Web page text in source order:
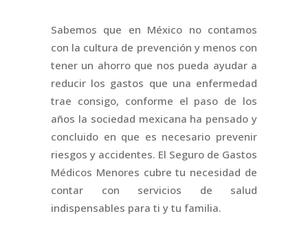
Sabemos que en México no contamos
con la cultura de prevención y menos con
tener un ahorro que nos pueda ayudar a
reducir los gastos que una enfermedad
trae consigo, conforme el paso de los
años la sociedad mexicana ha pensado y
concluido en que es necesario prevenir
riesgos y accidentes. El Seguro de Gastos
Médicos Menores cubre tu necesidad de
contar con servicios de salud
indispensables para ti y tu familia.